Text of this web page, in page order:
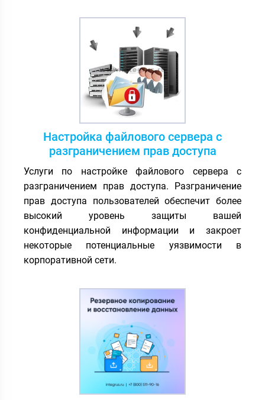
Настройка файлового сервера с
разграничением прав доступа
Услуги по настройке файлового сервера с
разграничением прав доступа. Разграничение
прав доступа пользователей обеспечит более
высокий уровень защиты вашей
конфиденциальной информации и закроет
некоторые потенциальные уязвимости в
корпоративной сети.